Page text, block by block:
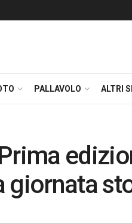
PALLAVOLO ALTRI
giornata